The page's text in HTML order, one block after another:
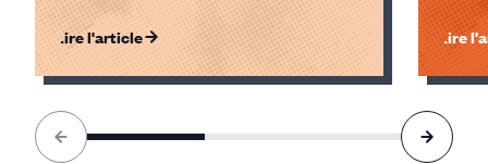
Lire l'article Lire